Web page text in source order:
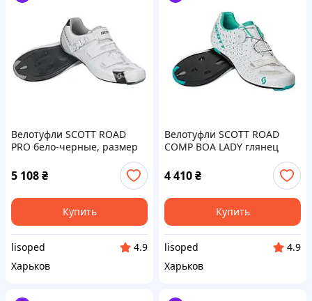
Велотуфли SCOTT ROAD
PRO бело-черные, размер
5 108₴
Купить
lisoped
4.9
Харьков
Велотуфли SCOTT ROAD
COMP BOA LADY глянец
синий, размер 41 (251824)
4 410₴
Купить
lisoped
4.9
Харьков